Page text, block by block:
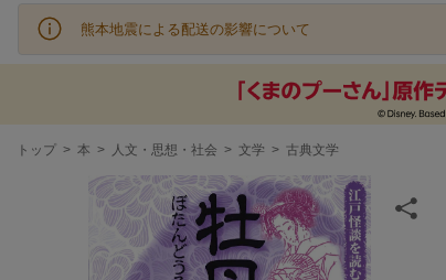
熊本地震による配送の影響について
現
トップ > 本 > 人文・思想・社会 > 文学 > 古典文学